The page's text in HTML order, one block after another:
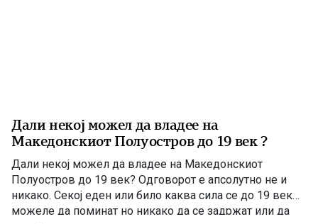
Дали некој можел да владее на
Македонскиот Полуостров до 19 век ?
Дали некој можел да владее на Македонскиот
Полуостров до 19 век? Одговорот е апсолутно не и
никако. Секој еден или било каква сила се до 19 век
можеле да поминат но никако да се задржат или да